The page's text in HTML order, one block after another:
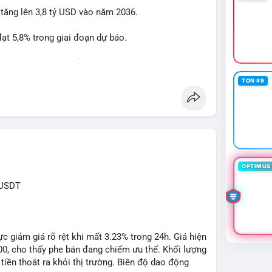
#1point49trieuusd
lên 3,8 tỷ USD vào năm 2036.
5,8% trong giai đoạn dự báo.
giảm giá rõ rệt khi mất 3.23% trong 24h. Giá hiện
cho thấy phe bán đang chiếm ưu thế. Khối lượng
thoát ra khỏi thị trường. Biên độ dao động
TON #9
OPTIMUS